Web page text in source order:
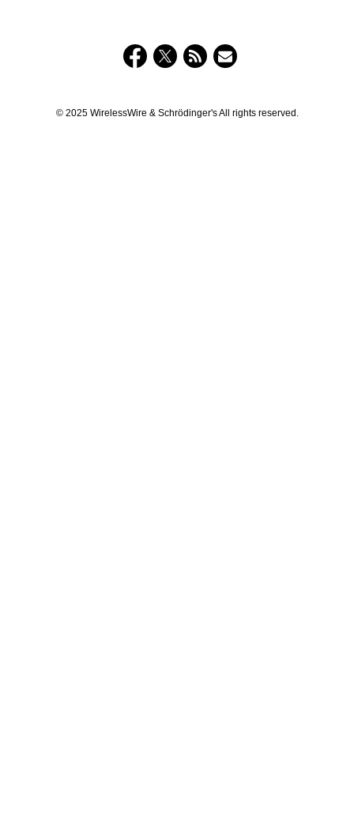
© 2025 WirelessWire & Schrödinger's All rights reserved.